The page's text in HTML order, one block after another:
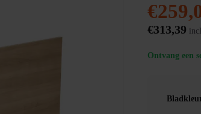
€
€313,39
Ontvang een